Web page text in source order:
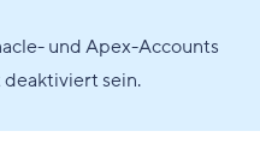
und Apex-Accounts
sein.